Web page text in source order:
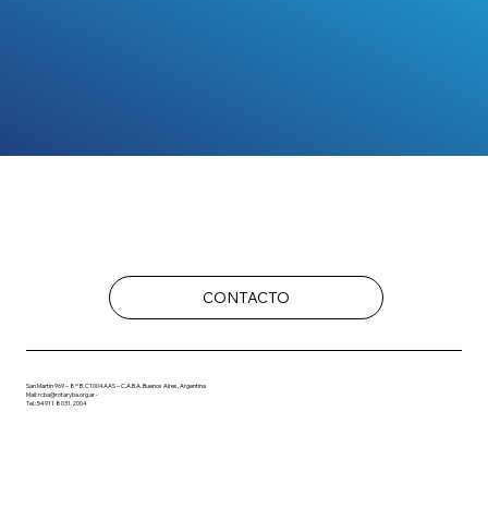
CONTACTO
San Martín 969 – 8º B. C1004AAS – C.A.B.A. Buenos Aires, Argentina
Mail: rcba@rotaryba.org.ar -
Tel.: 54911 8031 2004